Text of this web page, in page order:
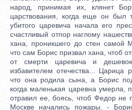
народ, принимая их, клянет
царствования, когда еще он был
убитого царевича начала его
счастливый отпор наглому
хана, проникшего до стен самой
что сам Борис призвал хана, чтоб
от смерти царевича и
избавителем отечества... Царица
что она родила сына, а Борис
когда маленькая царевна умерла,
отравил ее, боясь, чтоб Федор не
Москве начались пожары. -